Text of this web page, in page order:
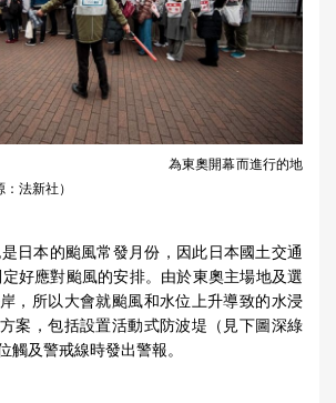
為東奧開幕而進行的地
法新社）
日本的颱風常發月份，因此日本國土交通
好應對颱風的安排。由於東奧主場地及選
，所以大會就颱風和水位上升導致的水浸
案，包括設置活動式防波堤（見下圖深綠
觸及警戒線時發出警報。